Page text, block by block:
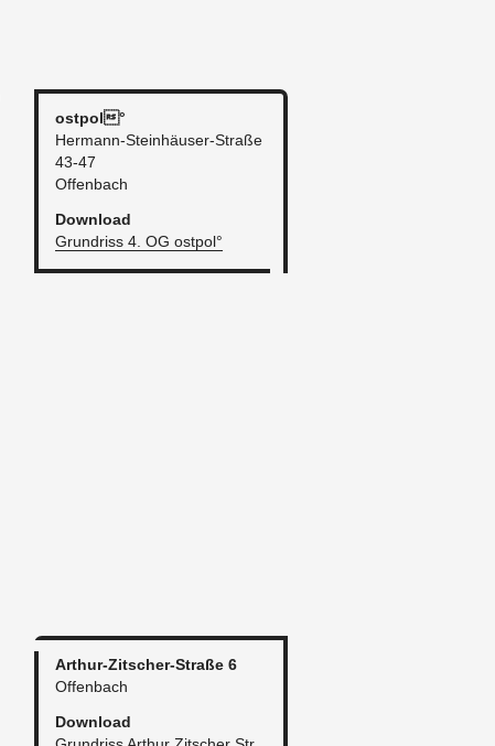
ost­pol°
Her­mann-Stein­häu­ser-Stra­ße
43-47
Of­fen­bach
Down­load
Grund­riss 4. OG ost­pol°
Ar­thur-Zit­scher-Stra­ße 6
Of­fen­bach
Down­load